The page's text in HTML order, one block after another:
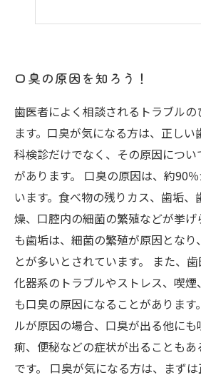
口臭の原因を知ろう！
歯医者によく相談されるトラブルの
ます。口臭が気になる方は、正し
科検診だけでなく、その原因につ
があります。 口臭の原因は、約90
います。食べ物の残りカス、歯垢
燥、口腔内の細菌の繁殖などが挙げ
も歯垢は、細菌の繁殖が原因となり
とが多いとされています。 また、
化器系のトラブルやストレス、喫
も口臭の原因になることがありま
ルが原因の場合、口臭が出る他に
痢、便秘などの症状が出ることも
です。 口臭が気になる方は、まず